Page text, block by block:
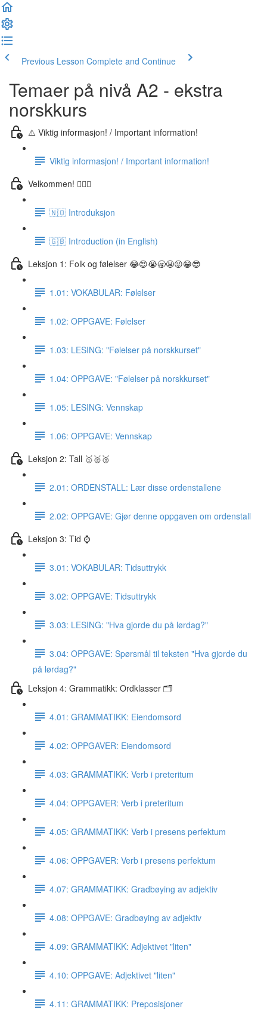
Previous Lesson Complete and Continue
Temaer på nivå A2 - ekstra
norskkurs
⚠️ Viktig informasjon! / Important information!
Viktig informasjon! / Important information!
Velkommen! 🙋🏼‍♂️
🇳🇴 Introduksjon
🇬🇧 Introduction (in English)
Leksjon 1: Folk og følelser 😂😍😭🥱😬😜😁😎
1.01: VOKABULAR: Følelser
1.02: OPPGAVE: Følelser
1.03: LESING: "Følelser på norskkurset"
1.04: OPPGAVE: "Følelser på norskkurset"
1.05: LESING: Vennskap
1.06: OPPGAVE: Vennskap
Leksjon 2: Tall 🥇🥈🥉
2.01: ORDENSTALL: Lær disse ordenstallene
2.02: OPPGAVE: Gjør denne oppgaven om ordenstall
Leksjon 3: Tid ⌚️
3.01: VOKABULAR: Tidsuttrykk
3.02: OPPGAVE: Tidsuttrykk
3.03: LESING: "Hva gjorde du på lørdag?"
3.04: OPPGAVE: Spørsmål til teksten "Hva gjorde du
på lørdag?"
Leksjon 4: Grammatikk: Ordklasser 🗂
4.01: GRAMMATIKK: Eiendomsord
4.02: OPPGAVER: Eiendomsord
4.03: GRAMMATIKK: Verb i preteritum
4.04: OPPGAVER: Verb i preteritum
4.05: GRAMMATIKK: Verb i presens perfektum
4.06: OPPGAVER: Verb i presens perfektum
4.07: GRAMMATIKK: Gradbøying av adjektiv
4.08: OPPGAVE: Gradbøying av adjektiv
4.09: GRAMMATIKK: Adjektivet "liten"
4.10: OPPGAVE: Adjektivet "liten"
4.11: GRAMMATIKK: Preposisjoner